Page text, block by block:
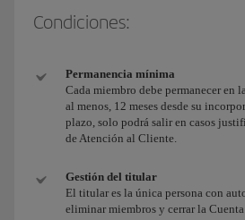
Condiciones:
Permanencia mínima
Cada miembro debe permanecer en
al menos, 12 meses desde su
plazo, solo podrá salir en casos
de Atención al Cliente.
Gestión del titular
El titular es la única persona con
eliminar miembros y cerrar la